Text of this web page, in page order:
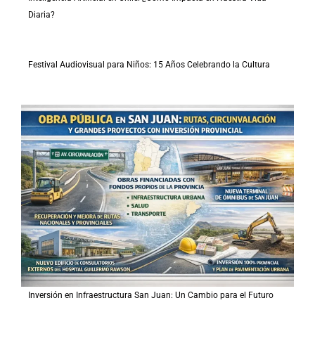
Diaria?
Festival Audiovisual para Niños: 15 Años Celebrando la Cultura
Inversión en Infraestructura San Juan: Un Cambio para el Futuro